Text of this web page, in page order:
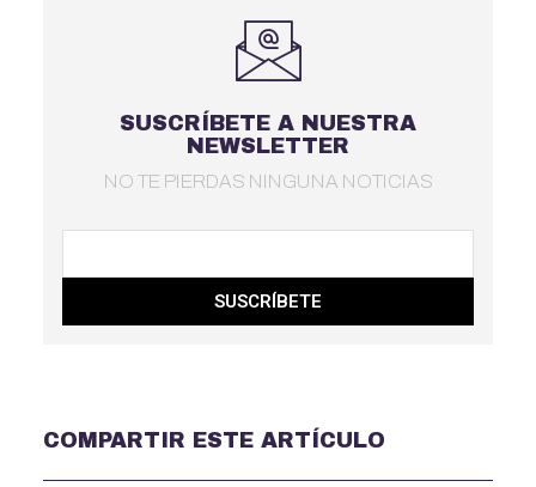
SUSCRÍBETE A NUESTRA
NEWSLETTER
NO TE PIERDAS NINGUNA NOTICIAS
SUSCRÍBETE
COMPARTIR ESTE ARTÍCULO